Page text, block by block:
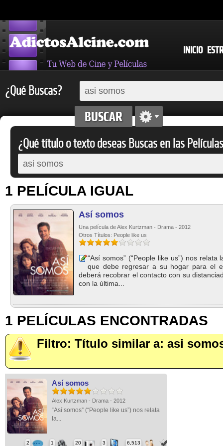
INICIO
¿Qué Buscas?
¿Qué título o texto deseas Buscas en las
1 PELÍCULA IGUAL
Así somos
Una película de Alex Kurtzman - Drama - 2012
Otros Títulos: People like us
“Así somos” (“People like us”) nos
que debe regresar a su hogar para el
deberá recobrar el contacto con su
con la última...
1 PELÍCULAS ENCONTRADAS
Filtro: Título similar a: asi
Así somos
Alex Kurtzman - Drama - 2012
“Así somos” (“People like us”) nos relata
la...
2 1 20 3 6,513